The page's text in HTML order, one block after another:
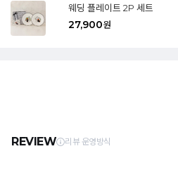
웨딩 플레이트 2P 세트
27,900원